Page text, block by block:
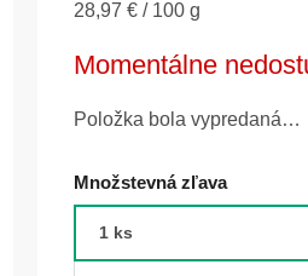
Jednotková
28,97 € / 100 g
Momentálne
Položka bola vypredaná…
Množstevná zľava
1 ks